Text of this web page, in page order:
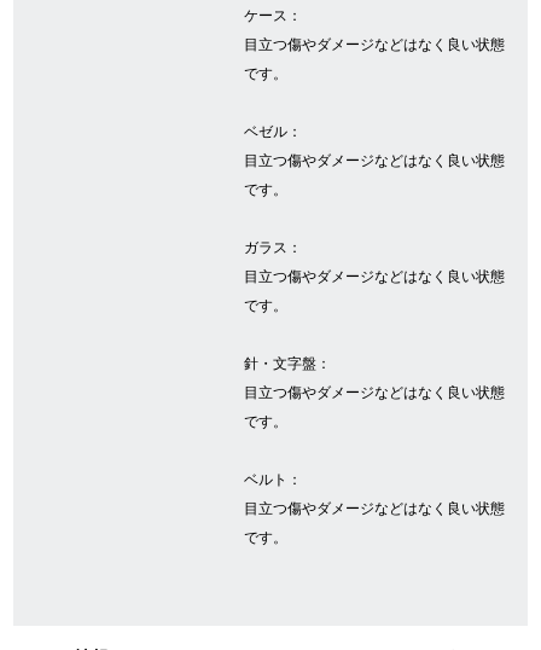
GINZA RASINについて
GINZA RASINの中古腕時計について
ケース：
目立つ傷やダメージなどはなく良い状態
です。
ベゼル：
目立つ傷やダメージなどはなく良い状態
です。
ガラス：
目立つ傷やダメージなどはなく良い状態
です。
針・文字盤：
目立つ傷やダメージなどはなく良い状態
です。
ベルト：
目立つ傷やダメージなどはなく良い状態
です。